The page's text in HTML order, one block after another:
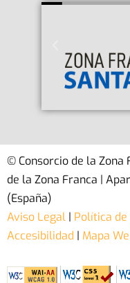
© Consorcio de la Zona
de la Zona Franca |
(España)
Aviso Legal | Política
Accesibilidad | Mapa